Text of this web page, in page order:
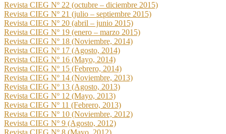
Revista CIEG Nº 8 (Mayo, 2012)
Revista CIEG Nº 9 (Agosto, 2012)
Revista CIEG Nº 10 (Noviembre, 2012)
Revista CIEG Nº 11 (Febrero, 2013)
Revista CIEG Nº 12 (Mayo, 2013)
Revista CIEG Nº 13 (Agosto, 2013)
Revista CIEG Nº 14 (Noviembre, 2013)
Revista CIEG Nº 15 (Febrero, 2014)
Revista CIEG Nº 16 (Mayo, 2014)
Revista CIEG Nº 17 (Agosto, 2014)
Revista CIEG Nº 18 (Noviembre, 2014)
Revista CIEG Nº 19 (enero – marzo 2015)
Revista CIEG Nº 20 (abril – junio 2015)
Revista CIEG Nº 21 (julio – septiembre 2015)
Revista CIEG Nº 22 (octubre – diciembre 2015)